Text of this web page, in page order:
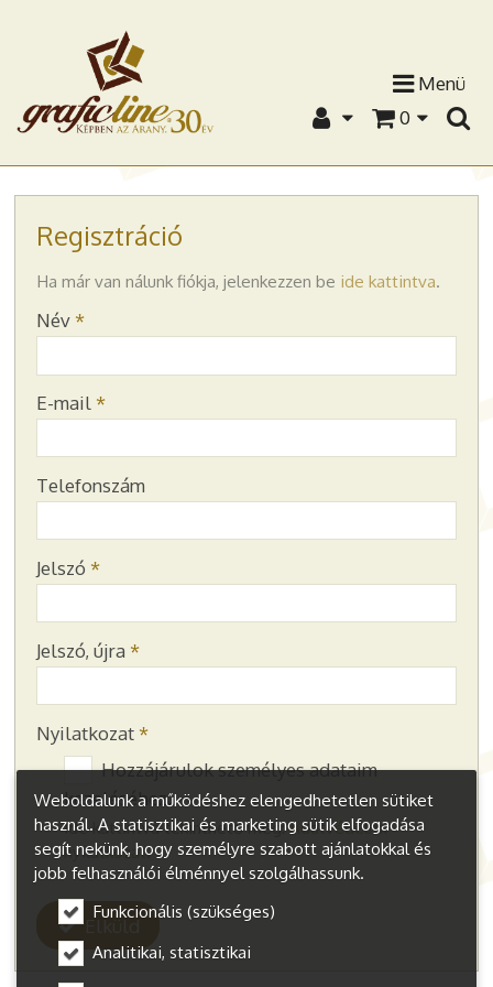
Menü
0
Regisztráció
-
Ha már van nálunk fiókja, jelenkezzen be ide kattintva.
Név *
E-mail *
Telefonszám
Jelszó *
Jelszó, újra *
Nyilatkozat *
Hozzájárulok személyes adataim
kezeléséhez.
Ide kattintva tekinthető meg:Adatvédelmi
nyilatkozat.
Elküld
Weboldalunk a működéshez elengedhetetlen sütiket
használ. A statisztikai és marketing sütik elfogadása
segít nekünk, hogy személyre szabott ajánlatokkal és
jobb felhasználói élménnyel szolgálhassunk.
Funkcionális (szükséges)
Analitikai, statisztikai